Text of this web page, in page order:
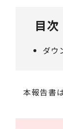
目次
ダウ
本報告書